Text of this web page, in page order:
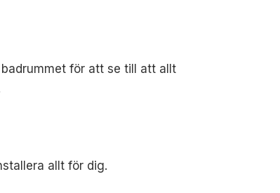
för att se till att allt
allt för dig.